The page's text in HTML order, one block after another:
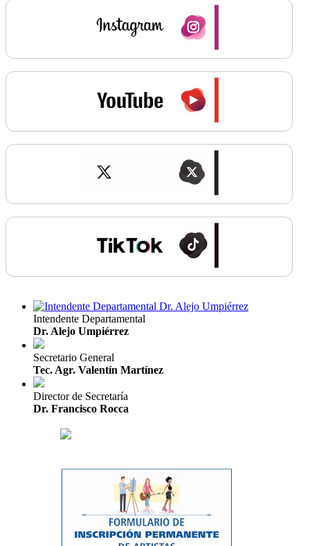
Intendente Departamental
Dr. Alejo Umpiérrez
Secretario General
Tec. Agr. Valentín Martínez
Director de Secretaría
Dr. Francisco Rocca